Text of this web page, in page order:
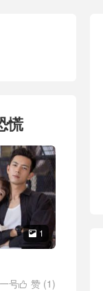
慌
 1
 赞 (1)
号